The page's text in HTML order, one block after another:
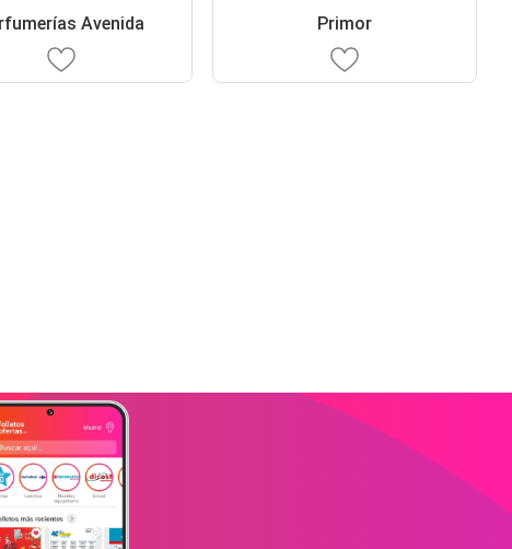
Avenida Primor